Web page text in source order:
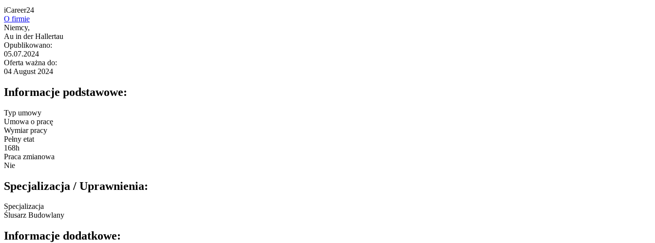
iCareer24
O firmie
Niemcy,
Au in der Hallertau
Opublikowano:
05.07.2024
Oferta ważna do:
04 August 2024
Informacje podstawowe:
Typ umowy
Umowa o pracę
Wymiar pracy
Pełny etat
168h
Praca zmianowa
Nie
Specjalizacja / Uprawnienia:
Specjalizacja
Ślusarz Budowlany
Informacje dodatkowe: